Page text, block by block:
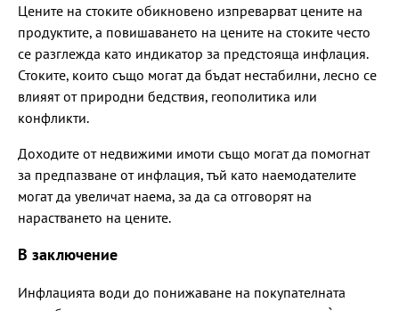
Цените на стоките обикновено изпреварват цените на
продуктите, а повишаването на цените на стоките често
се разглежда като индикатор за предстояща инфлация.
Стоките, които също могат да бъдат нестабилни, лесно се
влияят от природни бедствия, геополитика или
конфликти.
Доходите от недвижими имоти също могат да помогнат
за предпазване от инфлация, тъй като наемодателите
могат да увеличат наема, за да са отговорят на
нарастването на цените.
В заключение
Инфлацията води до понижаване на покупателната